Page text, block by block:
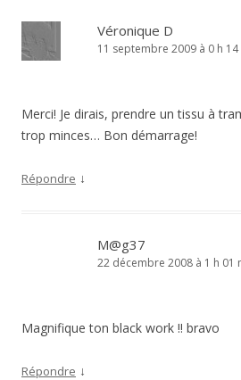
Véronique D
11 septembre 2009 à 0 h 14
Merci! Je dirais, prendre un tissu à
trop minces… Bon démarrage!
Répondre ↓
M@g37
22 décembre 2008 à 1 h 01
Magnifique ton black work !! bravo
Répondre ↓